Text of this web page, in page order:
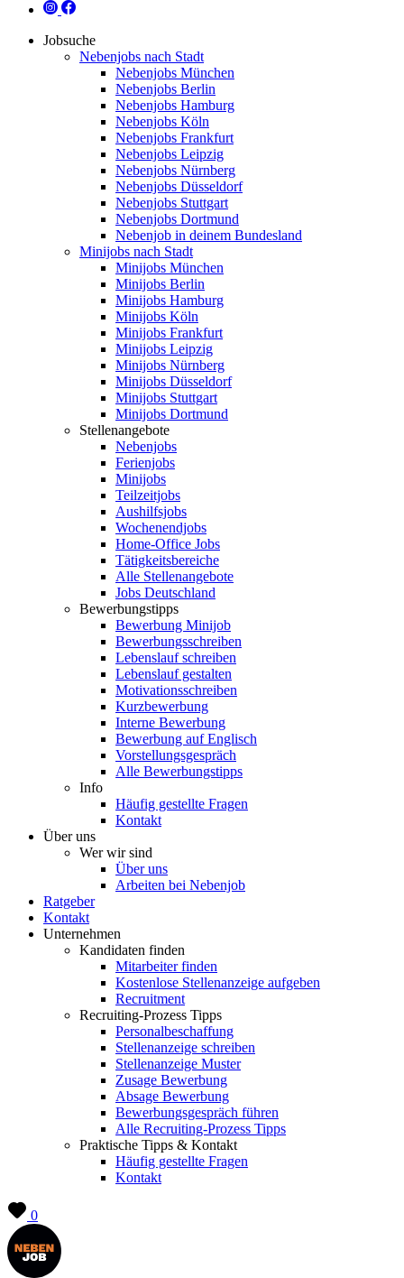
Jobsuche
Nebenjobs nach Stadt
Nebenjobs München
Nebenjobs Berlin
Nebenjobs Hamburg
Nebenjobs Köln
Nebenjobs Frankfurt
Nebenjobs Leipzig
Nebenjobs Nürnberg
Nebenjobs Düsseldorf
Nebenjobs Stuttgart
Nebenjobs Dortmund
Nebenjob in deinem Bundesland
Minijobs nach Stadt
Minijobs München
Minijobs Berlin
Minijobs Hamburg
Minijobs Köln
Minijobs Frankfurt
Minijobs Leipzig
Minijobs Nürnberg
Minijobs Düsseldorf
Minijobs Stuttgart
Minijobs Dortmund
Stellenangebote
Nebenjobs
Ferienjobs
Minijobs
Teilzeitjobs
Aushilfsjobs
Wochenendjobs
Home-Office Jobs
Tätigkeitsbereiche
Alle Stellenangebote
Jobs Deutschland
Bewerbungstipps
Bewerbung Minijob
Bewerbungsschreiben
Lebenslauf schreiben
Lebenslauf gestalten
Motivationsschreiben
Kurzbewerbung
Interne Bewerbung
Bewerbung auf Englisch
Vorstellungsgespräch
Alle Bewerbungstipps
Info
Häufig gestellte Fragen
Kontakt
Über uns
Wer wir sind
Über uns
Arbeiten bei Nebenjob
Ratgeber
Kontakt
Unternehmen
Kandidaten finden
Mitarbeiter finden
Kostenlose Stellenanzeige aufgeben
Recruitment
Recruiting-Prozess Tipps
Personalbeschaffung
Stellenanzeige schreiben
Stellenanzeige Muster
Zusage Bewerbung
Absage Bewerbung
Bewerbungsgespräch führen
Alle Recruiting-Prozess Tipps
Praktische Tipps & Kontakt
Häufig gestellte Fragen
Kontakt
0